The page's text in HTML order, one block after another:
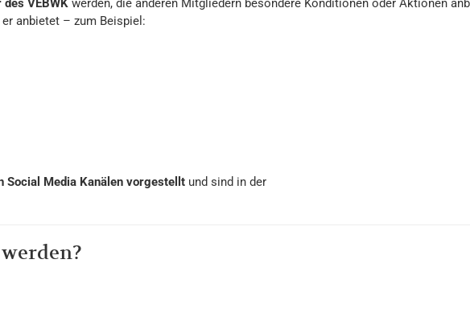
VEBWK werden, die anderen Mitgliedern besondere Konditionen oder Aktionen
anbietet – zum Beispiel:
Social Media Kanälen vorgestellt und sind in der